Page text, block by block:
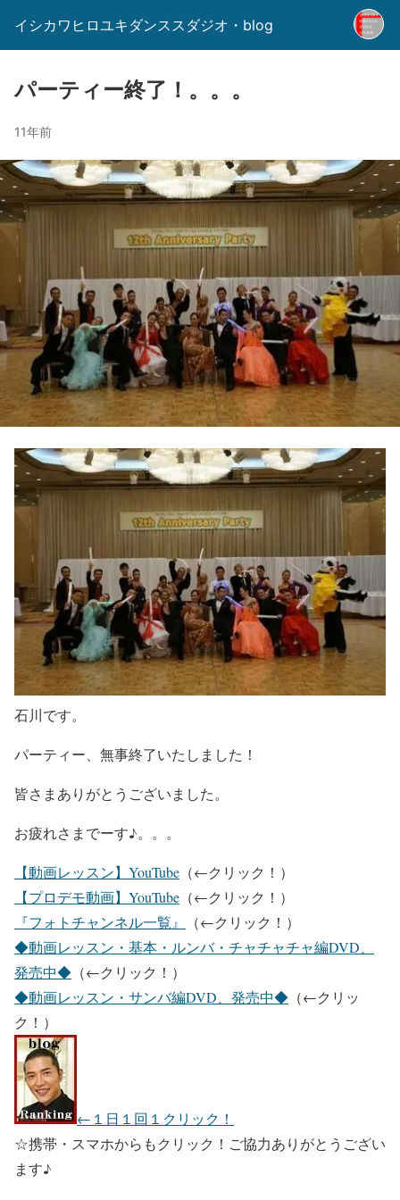
イシカワヒロユキダンススダジオ・blog
パーティー終了！。。。
11年前
石川です。
パーティー、無事終了いたしました！
皆さまありがとうございました。
お疲れさまでーす♪。。。
【動画レッスン】YouTube （←クリック！）
【プロデモ動画】YouTube （←クリック！）
『フォトチャンネル一覧』
（←クリック！）
◆動画レッスン・基本・ルンバ・チャチャチャ編DVD、
発売中◆ （←クリック！）
◆動画レッスン・サンバ編DVD、発売中◆ （←クリッ
ク！）
←１日１回１クリック！
☆携帯・スマホからもクリック！ご協力ありがとうござい
ます♪